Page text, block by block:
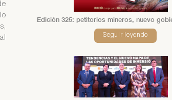
Edición 325: petitorios mineros, nuevo
Seguir leyendo